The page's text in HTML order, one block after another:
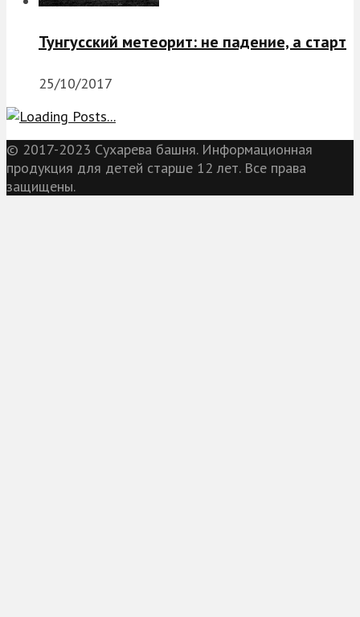
Тунгусский метеорит: не падение, а старт
25/10/2017
© 2017-2023 Сухарева башня. Информационная
продукция для детей старше 12 лет. Все права
защищены.